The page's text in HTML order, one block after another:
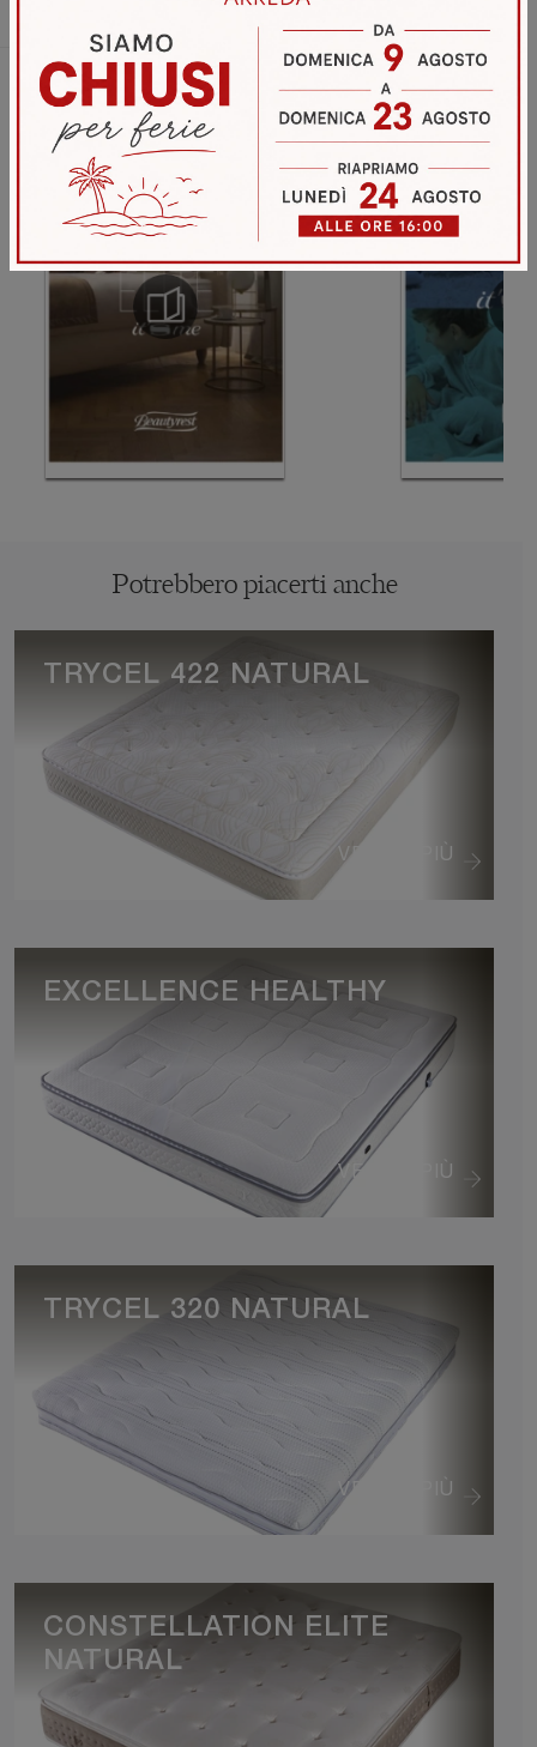
Sfoglia i cataloghi
Potrebbero piacerti anche
VEDI DI PIÙ
TRYCEL 422 NATURAL
VEDI DI PIÙ
EXCELLENCE HEALTHY
VEDI DI PIÙ
TRYCEL 320 NATURAL
CONSTELLATION ELITE
NATURAL